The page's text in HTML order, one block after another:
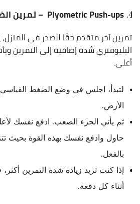
Plyometric Push-ups – تمرين الضغط البليومتري
تمرين آخر متقدم حقًا للصدر في
البليومتري شدة إضافية إلى التمرين
أعلى.
لتبدأ، اجلس في وضع الضغط
الأرض.
ثم يأتي الجزء الصعب. ادفع نفسك
حاول وادفع نفسك بهذه القوة بحيث
بالفعل.
إذا كنت تريد زيادة شدة التمرين
أثناء كل دفعة.